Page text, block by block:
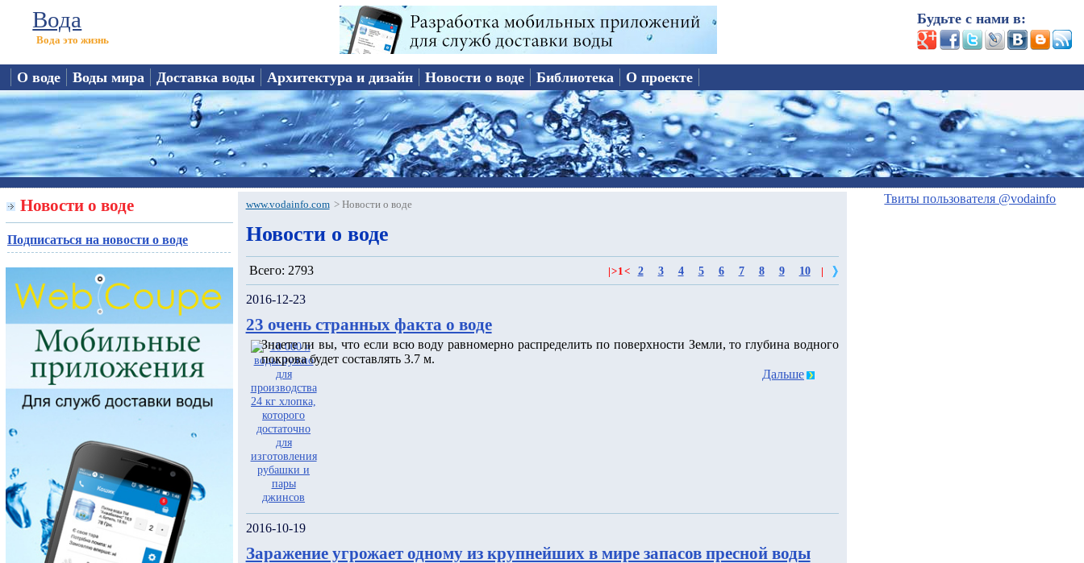
Вода
Вода это жизнь
Будьте с нами в:
О воде Воды мира Доставка воды Архитектура и дизайн Новости о воде Библиотека О проекте
Новости о воде
Подписаться на новости о воде
www.vodainfo.com > Новости о воде
Новости о воде
Всего: 2793 >1< 2 3 4 5 6 7 8 9 10
2016-12-23
23 очень странных факта о воде
Знаете ли вы, что если всю воду равномерно распределить по поверхности Земли, то глубина водного
покрова будет составлять 3.7 м.
Дальше
2016-10-19
Заражение угрожает одному из крупнейших в мире запасов пресной воды
Твиты пользователя @vodainfo